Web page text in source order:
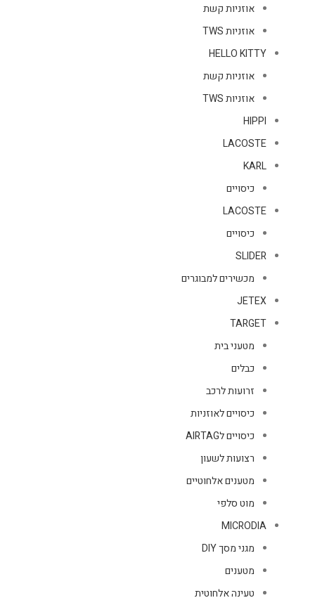
אוזניות קשת
אוזניות TWS
HELLO KITTY
אוזניות קשת
אוזניות TWS
HIPPI
LACOSTE
KARL
כיסויים
LACOSTE
כיסויים
SLIDER
מכשירים למבוגרים
JETEX
TARGET
מטעני בית
כבלים
זרועות לרכב
כיסויים לאוזניות
כיסויים לAIRTAG
רצועות לשעון
מטענים אלחוטיים
מוט סלפי
MICRODIA
מגני מסך DIY
מטענים
טעינה אלחוטית